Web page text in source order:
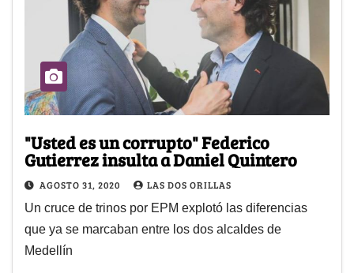
"Usted es un corrupto" Federico
Gutierrez insulta a Daniel Quintero
AGOSTO 31, 2020 LAS DOS ORILLAS
Un cruce de trinos por EPM explotó las diferencias
que ya se marcaban entre los dos alcaldes de
Medellín